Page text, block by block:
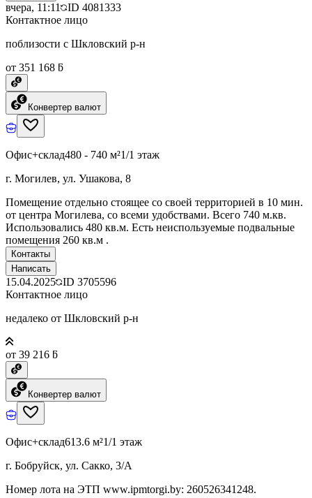
вчера, 11:11 ID 4081333
Контактное лицо
поблизости с Шкловский р-н
от 351 168 ƃ
Конвертер валют
Офис+склад480 - 740 м²1/1 этаж
г. Могилев, ул. Ушакова, 8
Помещение отдельно стоящее со своей территорией в 10 мин.
от центра Могилева, со всеми удобствами. Всего 740 м.кв.
Использовались 480 кв.м. Есть неиспользуемые подвальные
помещения 260 кв.м .
Контакты
Написать
15.04.2025 ID 3705596
Контактное лицо
недалеко от Шкловский р-н
от 39 216 ƃ
Конвертер валют
Офис+склад613.6 м²1/1 этаж
г. Бобруйск, ул. Сакко, 3/А
Номер лота на ЭТП www.ipmtorgi.by: 260526341248.